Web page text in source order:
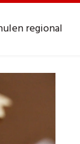
regional